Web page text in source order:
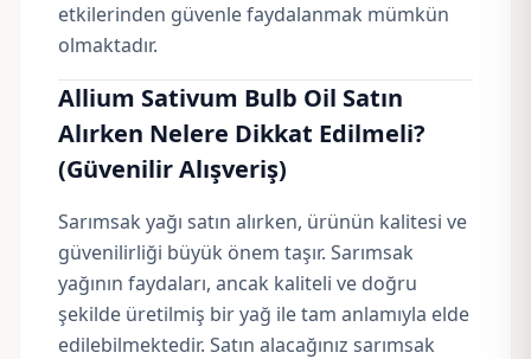
etkilerinden güvenle faydalanmak mümkün
olmaktadır.
Allium Sativum Bulb Oil Satın
Alırken Nelere Dikkat Edilmeli?
(Güvenilir Alışveriş)
Sarımsak yağı satın alırken, ürünün kalitesi ve
güvenilirliği büyük önem taşır. Sarımsak
yağının faydaları, ancak kaliteli ve doğru
şekilde üretilmiş bir yağ ile tam anlamıyla elde
edilebilmektedir. Satın alacağınız sarımsak